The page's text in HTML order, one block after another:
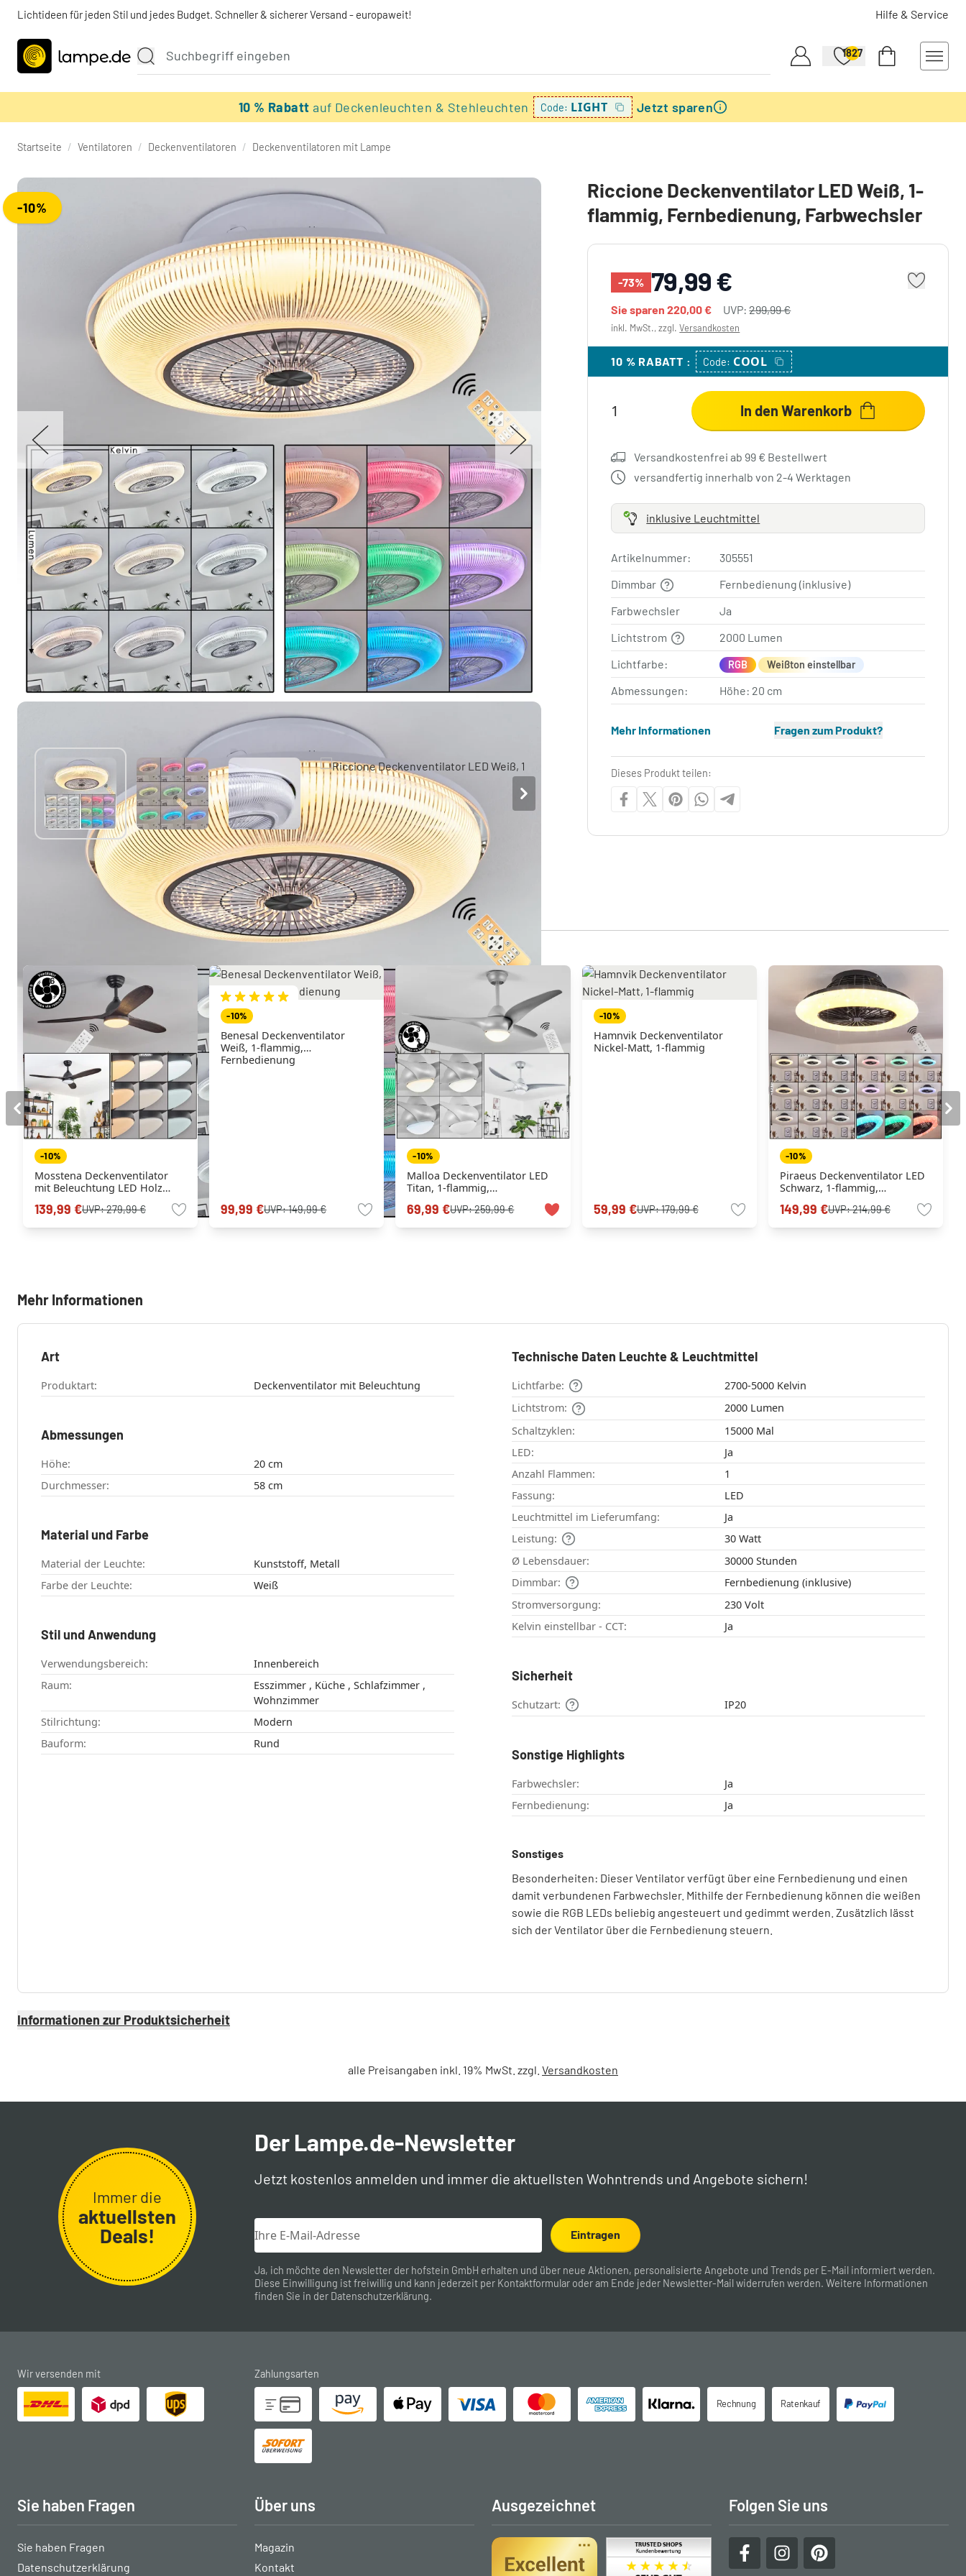
Lichtideen für jeden Stil und jedes Budget. Schneller & sicherer Versand - europaweit! Hilfe & Service
1827
10 % Rabattauf Deckenleuchten & Stehleuchten Code: LIGHT Jetzt sparen
Startseite / Ventilatoren / Deckenventilatoren / Deckenventilatoren mit Lampe
-10%
Riccione Deckenventilator LED Weiß, 1-
flammig, Fernbedienung, Farbwechsler
-73% 79,99 €
Sie sparen220,00 € UVP:299,99 €
inkl. MwSt., zzgl.Versandkosten
10 % RABATT : Code: COOL
In den Warenkorb
Versandkostenfrei ab 99 € Bestellwert
versandfertig innerhalb von 2-4 Werktagen
inklusive Leuchtmittel
Artikelnummer:
305551
Dimmbar
Fernbedienung (inklusive)
Farbwechsler
Ja
Lichtstrom
2000 Lumen
Lichtfarbe:
RGB Weißton einstellbar
Abmessungen: Höhe: 20 cm
Mehr Informationen Fragen zum Produkt?
Dieses Produkt teilen:
Sie mögen vielleicht auch
-10%
Mosstena Deckenventilator
mit Beleuchtung LED Holz
Fernbedienung
139,99 €UVP:279,99 €
-10%
Benesal Deckenventilator
Weiß, 1-flammig,
Fernbedienung
99,99 €UVP:149,99 €
-10%
Malloa Deckenventilator LED
Titan, 1-flammig,
69,99 €UVP:259,99 €
-10%
Hamnvik Deckenventilator
Nickel-Matt, 1-flammig
59,99 €UVP:179,99 €
-10%
Piraeus Deckenventilator LED
Schwarz, 1-flammig,
Fernbedienung, Farbwechsler
149,99 €UVP:214,99 €
Mehr Informationen
Art
Produktart: Deckenventilator mit Beleuchtung
Abmessungen
Höhe:
20 cm
Durchmesser:
58 cm
Material und Farbe
Material der Leuchte:
Kunststoff, Metall
Farbe der Leuchte:
Weiß
Stil und Anwendung
Verwendungsbereich:
Innenbereich
Raum:
Esszimmer , Küche , Schlafzimmer ,
Wohnzimmer
Stilrichtung:
Modern
Bauform:
Rund
Technische Daten Leuchte & Leuchtmittel
Lichtfarbe:
2700-5000 Kelvin
Lichtstrom:
2000 Lumen
Schaltzyklen:
15000 Mal
LED:
Ja
Anzahl Flammen:
1
Fassung:
LED
Leuchtmittel im Lieferumfang:
Ja
Leistung:
30 Watt
Ø Lebensdauer:
30000 Stunden
Dimmbar:
Fernbedienung (inklusive)
Stromversorgung:
230 Volt
Kelvin einstellbar - CCT:
Ja
Sicherheit
Schutzart: IP20
Sonstige Highlights
Farbwechsler:
Ja
Fernbedienung:
Ja
Sonstiges
Besonderheiten: Dieser Ventilator verfügt über eine Fernbedienung und einen
damit verbundenen Farbwechsler. Mithilfe der Fernbedienung können die weißen
sowie die RGB LEDs beliebig angesteuert und gedimmt werden. Zusätzlich lässt
sich der Ventilator über die Fernbedienung steuern.
Informationen zur Produktsicherheit
alle Preisangaben inkl. 19% MwSt. zzgl. Versandkosten
Immer die
aktuellsten
Deals!
Der Lampe.de-Newsletter
Jetzt kostenlos anmelden und immer die aktuellsten Wohntrends und Angebote sichern!
Eintragen
Ja, ich möchte den Newsletter der hofstein GmbH erhalten und über neue Aktionen, personalisierte Angebote und Trends per E-Mail informiert werden.
Diese Einwilligung ist freiwillig und kann jederzeit per Kontaktformular oder am Ende jeder Newsletter-Mail widerrufen werden. Weitere Informationen
finden Sie in der Datenschutzerklärung.
Wir versenden mit Zahlungsarten
Rechnung Ratenkauf
Sie haben Fragen
Sie haben Fragen
Datenschutzerklärung
Über uns
Magazin
Kontakt
Ausgezeichnet Folgen Sie uns